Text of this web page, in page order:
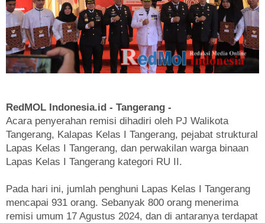
RedMOL Indonesia.id - Tangerang -
Acara penyerahan remisi dihadiri oleh PJ Walikota
Tangerang, Kalapas Kelas I Tangerang, pejabat struktural
Lapas Kelas I Tangerang, dan perwakilan warga binaan
Lapas Kelas I Tangerang kategori RU II.
Pada hari ini, jumlah penghuni Lapas Kelas I Tangerang
mencapai 931 orang. Sebanyak 800 orang menerima
remisi umum 17 Agustus 2024, dan di antaranya terdapat